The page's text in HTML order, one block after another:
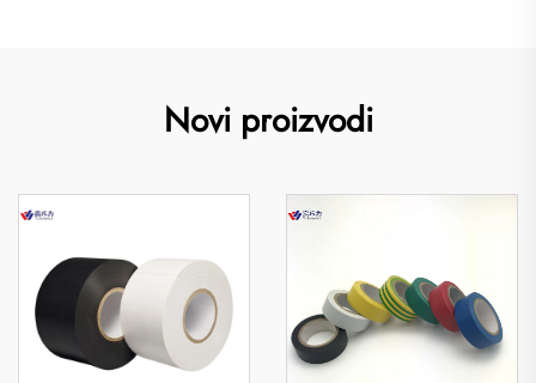
Novi proizvodi